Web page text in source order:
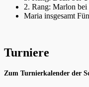
2. Rang: Marlon
Maria insgesamt
Turniere
Zum Turnierkalender der